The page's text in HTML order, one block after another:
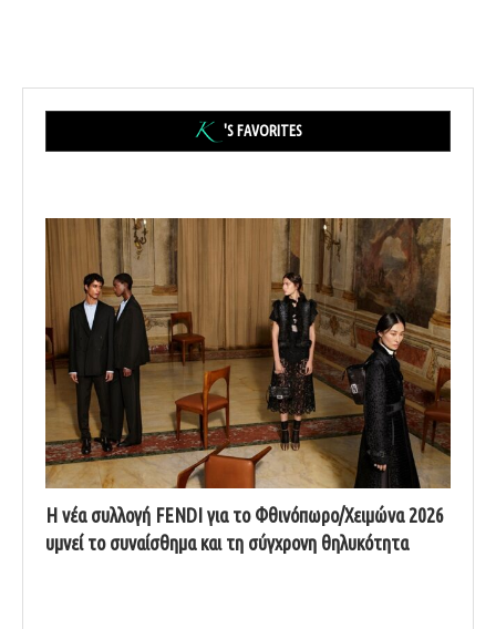
'S FAVORITES
Η νέα συλλογή FENDI για το Φθινόπωρο/Χειμώνα 2026
υμνεί το συναίσθημα και τη σύγχρονη θηλυκότητα